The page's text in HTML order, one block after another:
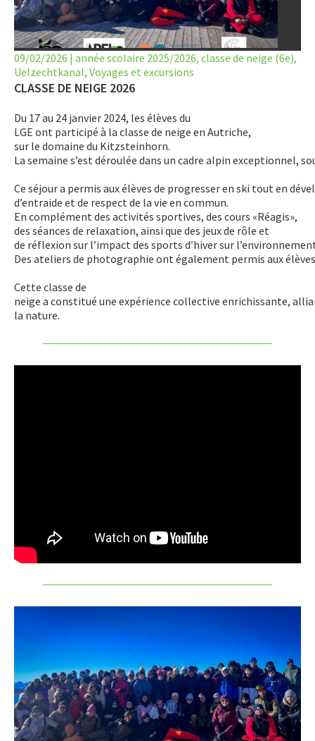
LET’S GO SCIENCE
ACTUALITÉ
AGENDA
SERVICES
APPRENTISSAGE
APPLIS
09/02/2026 | année scolaire 2025/2026, classe de neige (6e),
Uelzechtkanal, Voyages et excursions
CLASSE DE NEIGE 2026
Du 17 au 24 janvier 2024, les élèves du
LGE ont participé à la classe de neige en Autriche,
sur le domaine du Kitzsteinhorn.
La semaine s’est déroulée dans un cadre alpin exceptionnel,
Ce séjour a permis aux élèves de progresser en ski tout en
d’entraide et de respect de la vie en commun.
En complément des activités sportives, des cours «Réagis»,
des séances de relaxation, ainsi que des jeux de rôle et
de réflexion sur l’impact des sports d’hiver sur
Des ateliers de photographie ont également permis aux
Cette classe de
neige a constitué une expérience collective enrichissante,
la nature.